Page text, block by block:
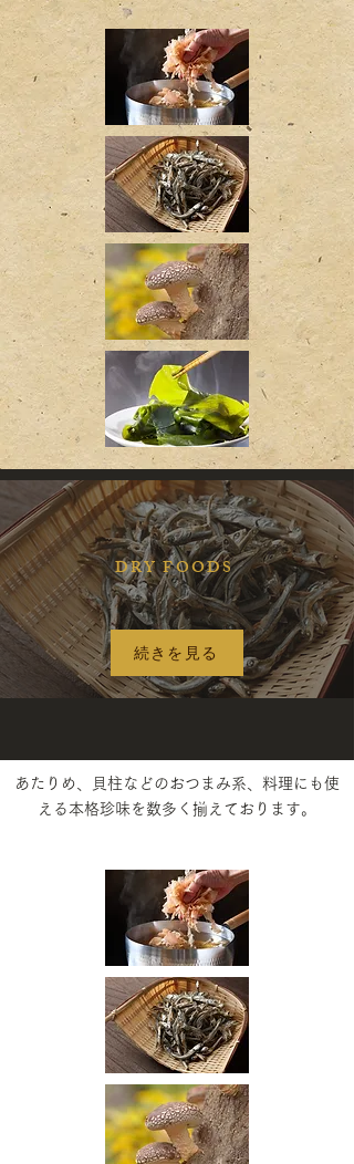
DRY FOODS
続きを見る
あたりめ、貝柱などのおつまみ系 、料理にも使
える本格珍味を数多く揃えております​。